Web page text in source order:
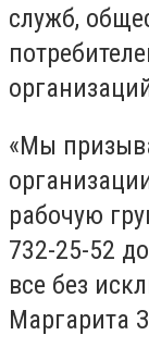
служб,
«Мы
рабочую
732-25-52
все без
Маргарита